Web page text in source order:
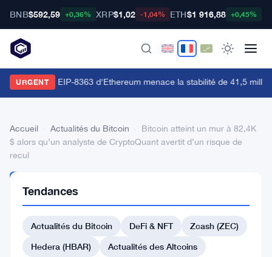
BNB$592,59 +0,36% XRP$1,02 -1,04% ETH$1 916,88 +0,45%
URGENT
proposition EIP-8363 d'Ethereum menace la stabilité de 41,5
Accueil Actualités du Bitcoin
Bitcoin atteint un mur à 82,4K
$ alors qu’un analyste de CryptoQuant avertit d’un risque de
recul
DU BITCOIN
atteint
Tendances
Actualités du Bitcoin DeFi & NFT
Zcash (ZEC)
Hedera (HBAR)
Actualités des Altcoins